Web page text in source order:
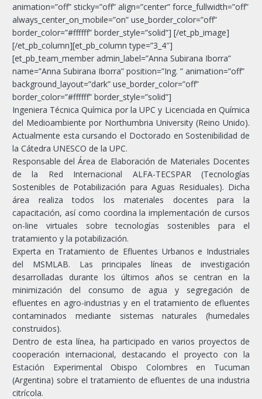
animation=”off” sticky=”off” align=”center” force_fullwidth=”off”
always_center_on_mobile=”on” use_border_color=”off”
border_color=”#ffffff” border_style=”solid”] [/et_pb_image]
[/et_pb_column][et_pb_column type=”3_4″]
[et_pb_team_member admin_label=”Anna Subirana Iborra”
name=”Anna Subirana Iborra” position=”Ing. ” animation=”off”
background_layout=”dark” use_border_color=”off”
border_color=”#ffffff” border_style=”solid”]
Ingeniera Técnica Química por la UPC y Licenciada en Química
del Medioambiente por Northumbria University (Reino Unido).
Actualmente esta cursando el Doctorado en Sostenibilidad de
la Cátedra UNESCO de la UPC.
Responsable del Área de Elaboración de Materiales Docentes
de la Red Internacional ALFA-TECSPAR (Tecnologías
Sostenibles de Potabilización para Aguas Residuales). Dicha
área realiza todos los materiales docentes para la
capacitación, así como coordina la implementación de cursos
on-line virtuales sobre tecnologías sostenibles para el
tratamiento y la potabilización.
Experta en Tratamiento de Efluentes Urbanos e Industriales
del MSMLAB. Las principales líneas de investigación
desarrolladas durante los últimos años se centran en la
minimización del consumo de agua y segregación de
efluentes en agro-industrias y en el tratamiento de efluentes
contaminados mediante sistemas naturales (humedales
construidos).
Dentro de esta línea, ha participado en varios proyectos de
cooperación internacional, destacando el proyecto con la
Estación Experimental Obispo Colombres en Tucuman
(Argentina) sobre el tratamiento de efluentes de una industria
citrícola.